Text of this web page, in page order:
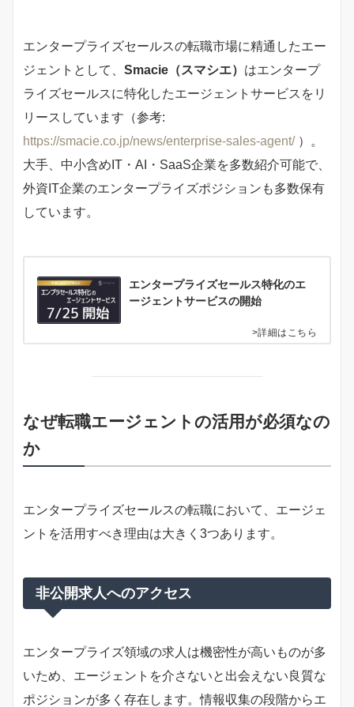
エンタープライズセールスの転職市場に精通したエー
ジェントとして、 Smacie（スマシエ） はエンタープ
ライズセールスに特化したエージェントサービスをリ
リースしています（参考:
https://smacie.co.jp/news/enterprise-sales-agent/）。
大手、中小含めIT・AI・SaaS企業を多数紹介可能で、
外資IT企業のエンタープライズポジションも多数保有
しています。
エンタープライズセールス特化のエ
ージェントサービスの開始
>詳細はこちら
なぜ転職エージェントの活用が必須なの
か
エンタープライズセールスの転職において、エージェ
ントを活用すべき理由は大きく3つあります。
非公開求人へのアクセス
エンタープライズ領域の求人は機密性が高いものが多
いため、エージェントを介さないと出会えない良質な
ポジションが多く存在します。情報収集の段階からエ